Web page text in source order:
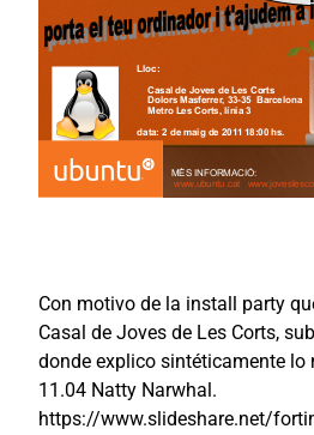
Con motivo de la install party
Casal de Joves de Les Corts,
donde explico sintéticamente lo
11.04 Natty Narwhal.
https://www.slideshare.net/